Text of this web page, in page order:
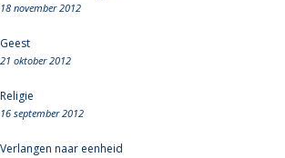
18 november 2012
Geest
21 oktober 2012
Religie
16 september 2012
Verlangen naar eenheid